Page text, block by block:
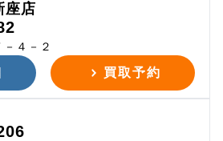
座店
４－２
買取予約